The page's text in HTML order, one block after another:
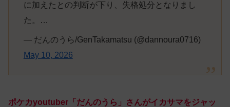
に加えたとの判断が下り、失格処分となりまし
た。…
— だんのうら/GenTakamatsu (@dannoura0716)
May 10, 2026
ポケカyoutuber「だんのうら」さんがイカサマをジャッ